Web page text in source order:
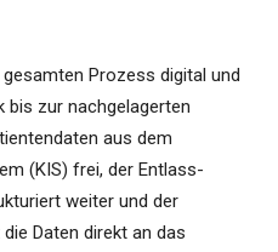
Prozess digital und
bis zur nachgelagerten
aus dem
(KIS) frei, der Entlass-
weiter und der
Daten direkt an das